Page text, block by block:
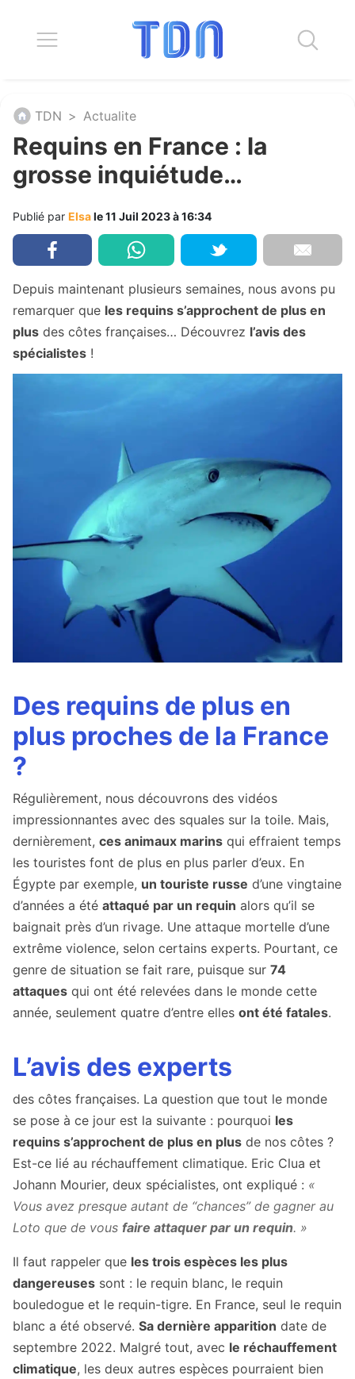
TDN > Actualite
Requins en France : la
grosse inquiétude…
Publié par Elsale 11 Juil 2023 à 16:34
Depuis maintenant plusieurs semaines, nous avons pu
remarquer que les requins s’approchent de plus en
plus des côtes françaises… Découvrez l’avis des
spécialistes !
Des requins de plus en
plus proches de la France
?
Régulièrement, nous découvrons des vidéos
impressionnantes avec des squales sur la toile. Mais,
dernièrement, ces animaux marins qui effraient temps
les touristes font de plus en plus parler d’eux. En
Égypte par exemple, un touriste russe d’une vingtaine
d’années a été attaqué par un requin alors qu’il se
baignait près d’un rivage. Une attaque mortelle d’une
extrême violence, selon certains experts. Pourtant, ce
genre de situation se fait rare, puisque sur 74
attaques qui ont été relevées dans le monde cette
année, seulement quatre d’entre elles ont été fatales.
L’avis des experts
des côtes françaises. La question que tout le monde
se pose à ce jour est la suivante : pourquoi les
requins s’approchent de plus en plus de nos côtes ?
Est-ce lié au réchauffement climatique. Eric Clua et
Johann Mourier, deux spécialistes, ont expliqué : «
Vous avez presque autant de “chances” de gagner au
Loto que de vous faire attaquer par un requin. »
Il faut rappeler que les trois espèces les plus
dangereuses sont : le requin blanc, le requin
bouledogue et le requin-tigre. En France, seul le requin
blanc a été observé. Sa dernière apparition date de
septembre 2022. Malgré tout, avec le réchauffement
climatique, les deux autres espèces pourraient bien